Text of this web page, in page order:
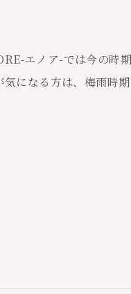
エノア-では今の時
になる方は、梅雨時